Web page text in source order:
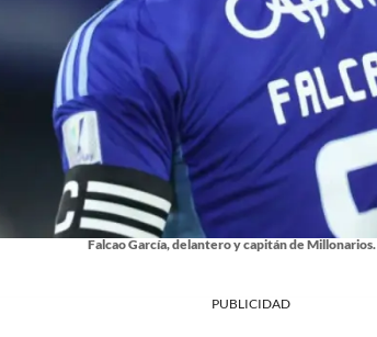
Falcao García, delantero y capitán de Millonarios.
PUBLICIDAD